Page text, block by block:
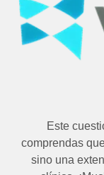
Este
comprendas
sino una